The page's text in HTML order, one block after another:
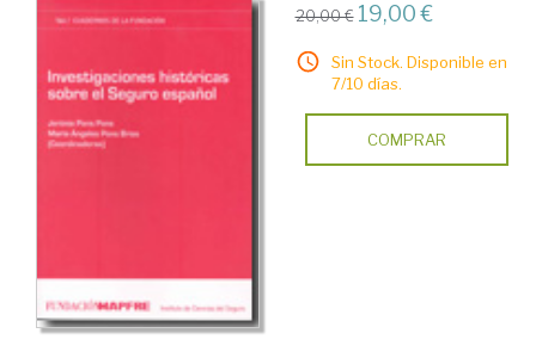
20,00 € 19,00 €
Sin Stock. Disponible en
7/10 días.
COMPRAR